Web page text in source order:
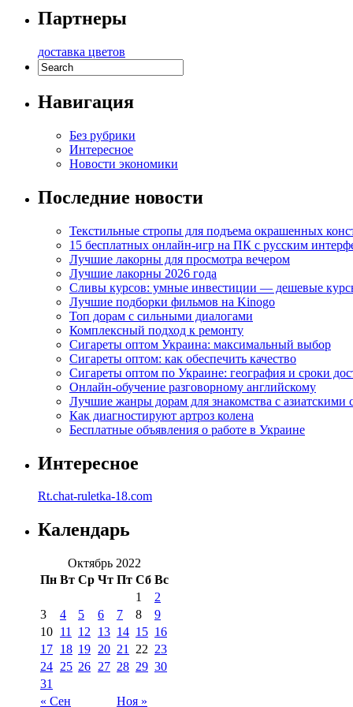
Партнеры
доставка цветов
Навигация
Без рубрики
Интересное
Новости экономики
Последние новости
Текстильные стропы для подъема окрашенных
15 бесплатных онлайн-игр на ПК с русским
Лучшие лакорны для просмотра вечером
Лучшие лакорны 2026 года
Сливы курсов: умные инвестиции — дешевые
Лучшие подборки фильмов на Kinogo
Топ дорам с сильными диалогами
Комплексный подход к ремонту
Сигареты оптом Украина: максимальный выбор
Сигареты оптом: как обеспечить качество
Сигареты оптом по Украине: география и сроки
Онлайн-обучение разговорному английскому
Лучшие жанры дорам для знакомства с азиатскими
Как диагностируют артроз колена
Бесплатные объявления о работе в Украине
Интересное
Rt.chat-ruletka-18.com
Календарь
Октябрь 2022
Пн Вт Ср Чт Пт Сб Вс
« Сен Ноя »
1
2
3
4 5 6 7 8
9
10 11 12 13 14 15 16
17 18 19 20 21 22 23
24 25 26 27 28 29 30
31